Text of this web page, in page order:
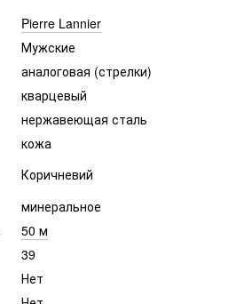
Pierre Lannier
Мужские
аналоговая (стрелки)
кварцевый
нержавеющая сталь
кожа
Коричневий
минеральное
50 м
39
Нет